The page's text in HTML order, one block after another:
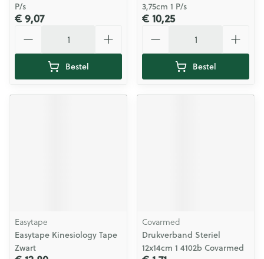
P/s
€ 9,07
Bestel
3,75cm 1 P/s
€ 10,25
Bestel
Easytape
Easytape Kinesiology Tape
Zwart
Covarmed
Drukverband Steriel
12x14cm 1 4102b Covarmed